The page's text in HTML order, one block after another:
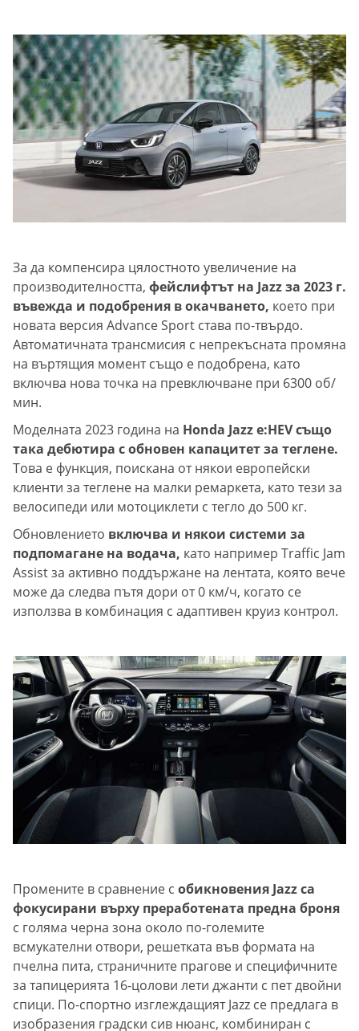
За да компенсира цялостното увеличение на
производителността, фейслифтът на Jazz за 2023 г.
въвежда и подобрения в окачването, което при
новата версия Advance Sport става по-твърдо.
Автоматичната трансмисия с непрекъсната промяна
на въртящия момент също е подобрена, като
включва нова точка на превключване при 6300 об/
мин.
Моделната 2023 година на Honda Jazz e:HEV също
така дебютира с обновен капацитет за теглене.
Това е функция, поискана от някои европейски
клиенти за теглене на малки ремаркета, като тези за
велосипеди или мотоциклети с тегло до 500 кг.
Обновлението включва и някои системи за
подпомагане на водача, като например Traffic Jam
Assist за активно поддържане на лентата, която вече
може да следва пътя дори от 0 км/ч, когато се
използва в комбинация с адаптивен круиз контрол.
Промените в сравнение с обикновения Jazz са
фокусирани върху преработената предна броня
с голяма черна зона около по-големите
всмукателни отвори, решетката във формата на
пчелна пита, страничните прагове и специфичните
за тапицерията 16-цолови лети джанти с пет двойни
спици. По-спортно изглеждащият Jazz се предлага в
изобразения градски сив нюанс, комбиниран с